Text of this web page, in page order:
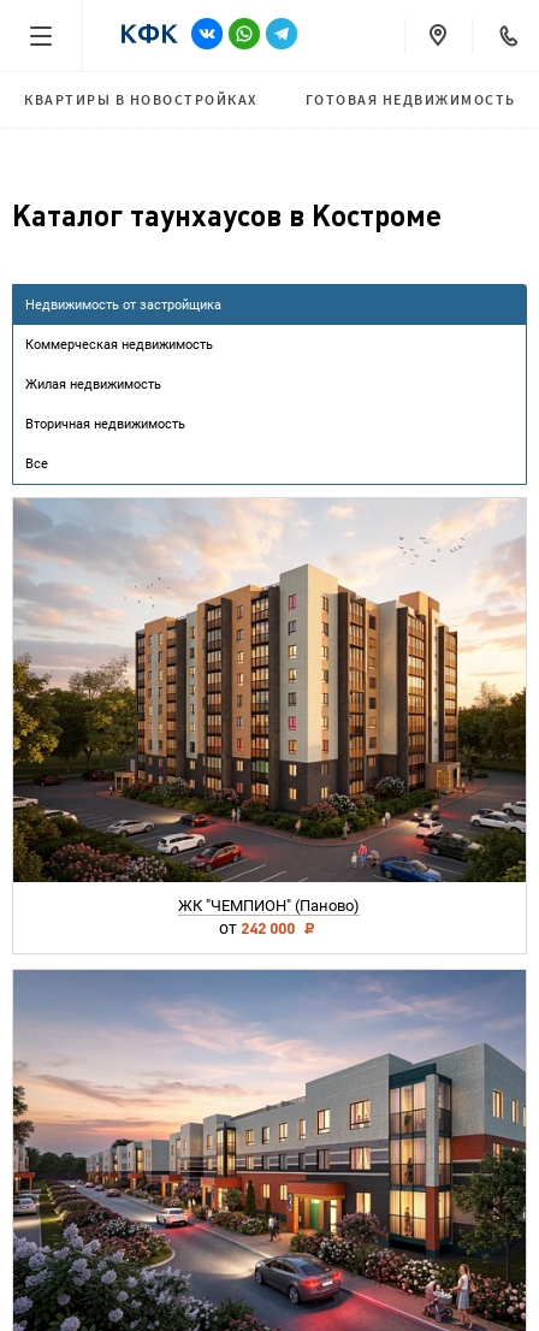
КВАРТИРЫ В НОВОСТРОЙКАХ ГОТОВАЯ НЕДВИЖИМОСТЬ
Каталог таунхаусов в Костроме
Недвижимость от застройщика
Коммерческая недвижимость
Жилая недвижимость
Вторичная недвижимость
Все
ЖК "ЧЕМПИОН" (Паново)
от 242 000